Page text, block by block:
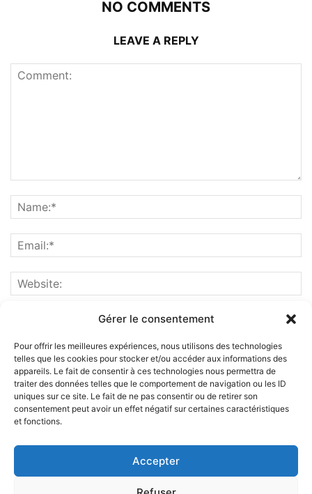
Gérer le consentement
Pour offrir les meilleures expériences, nous utilisons des technologies
telles que les cookies pour stocker et/ou accéder aux informations des
appareils. Le fait de consentir à ces technologies nous permettra de
traiter des données telles que le comportement de navigation ou les ID
uniques sur ce site. Le fait de ne pas consentir ou de retirer son
consentement peut avoir un effet négatif sur certaines caractéristiques
et fonctions.
Accepter
NO COMMENTS
LEAVE A REPLY
ABOUT US
FOLLOW US